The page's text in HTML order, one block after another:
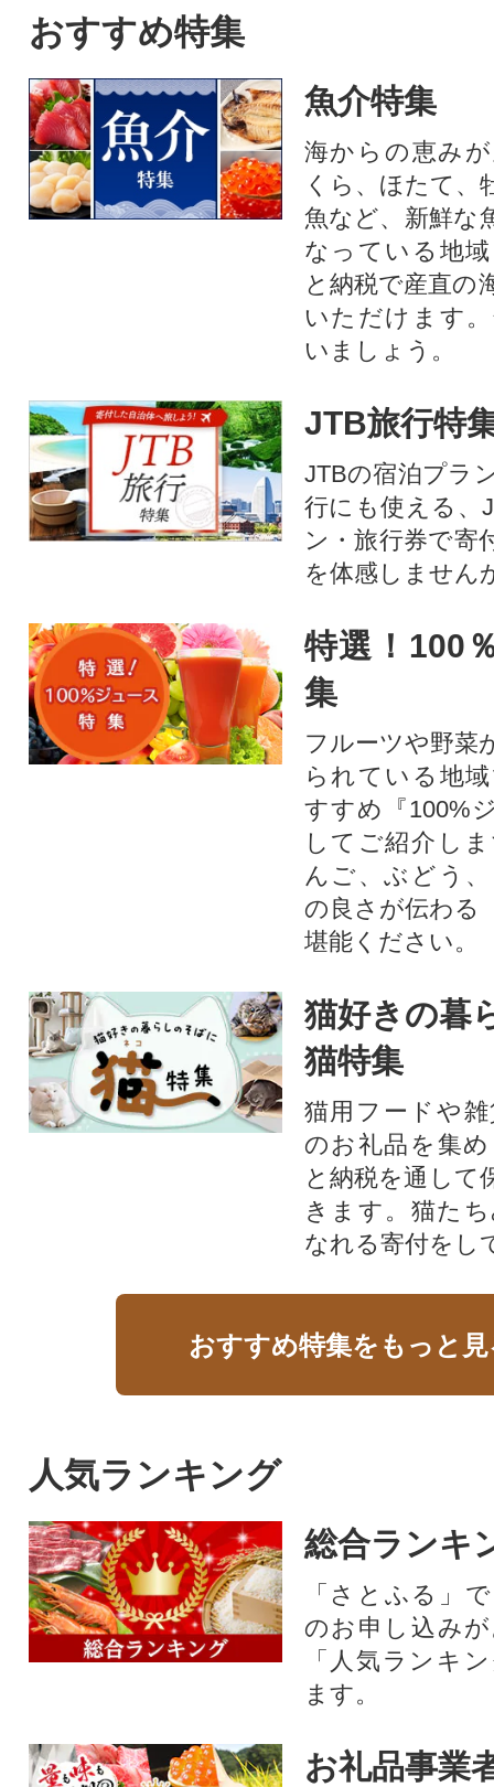
トを中心にぶどうをたくさん
作っている農家が自信を持っ
てお届けします。
おすすめ特集
魚介特集
海からの恵み
くら、ほたて、
魚など、新鮮な
なっている地
と納税で産直の
いただけます
いましょう。
JTB旅行特
JTBの宿泊プラ
行にも使える、
ン・旅行券で寄
を体感しません
特選！100
集
フルーツや野菜
られている地
すすめ『100%
してご紹介し
んご、ぶどう
の良さが伝わる
堪能ください。
猫好きの暮
猫特集
猫用フードや
のお礼品を集
と納税を通して
きます。猫た
なれる寄付をし
おすすめ特集をもっと
人気ランキング
総合ランキ
「さとふる」
のお申し込み
「人気ランキ
ます。
お礼品事業